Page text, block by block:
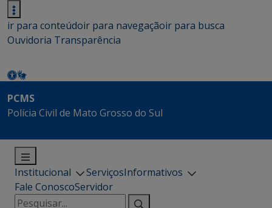
ir para conteúdoir para navegaçãoir para busca
Ouvidoria Transparência
PCMS
Polícia Civil de Mato Grosso do Sul
Institucional ServiçosInformativos
Fale ConoscoServidor
Pesquisar